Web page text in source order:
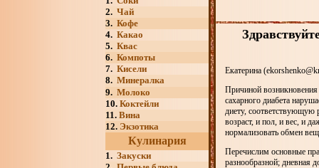
2. Чай
3. Кофе
4. Какао
5. Квас
6. Компоты
7. Кисели
8. Минералка
9. Молоко
10. Коктейли
11. Вина
12. Экзотика
Кулинария
1. Закуски
Екатерина
Причиной
сахарного диабета
диету, соответствующую
возраст, и пол, и вес, и
нормализовать обмен
Перечислим основные
разнообразной; дневная